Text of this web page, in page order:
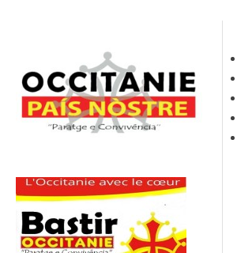
l’article